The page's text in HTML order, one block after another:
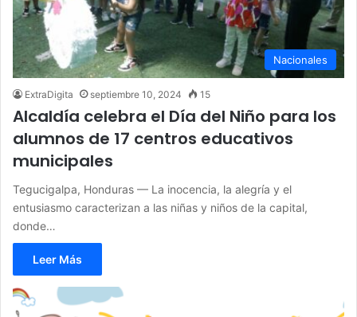
Nacionales
ExtraDigita septiembre 10, 2024 15
Alcaldía celebra el Día del Niño para los
alumnos de 17 centros educativos
municipales
Tegucigalpa, Honduras — La inocencia, la alegría y el
entusiasmo caracterizan a las niñas y niños de la capital,
donde…
Leer Más